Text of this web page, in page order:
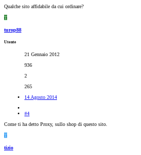
Qualche sito affidabile da cui ordinare?
T
turop88
Utente
21 Gennaio 2012
936
2
265
14 Agosto 2014
#4
Come ti ha detto Proxy, sullo shop di questo sito.
T
tizio